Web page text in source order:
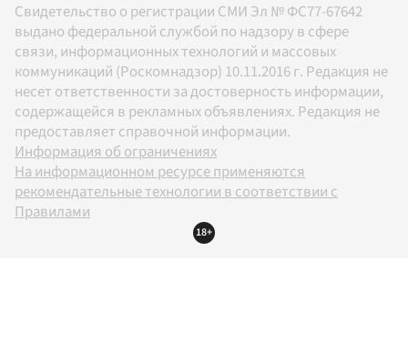
Свидетельство о регистрации СМИ Эл № ФС77-67642
выдано федеральной службой по надзору в сфере
связи, информационных технологий и массовых
коммуникаций (Роскомнадзор) 10.11.2016 г. Редакция не
несет ответственности за достоверность информации,
содержащейся в рекламных объявлениях. Редакция не
предоставляет справочной информации.
Информация об ограничениях
На информационном ресурсе применяются
рекомендательные технологии в соответствии с
Правилами
18+